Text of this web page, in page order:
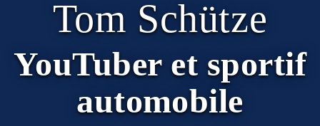
Tom Schütze
YouTuber et sportif
automobile